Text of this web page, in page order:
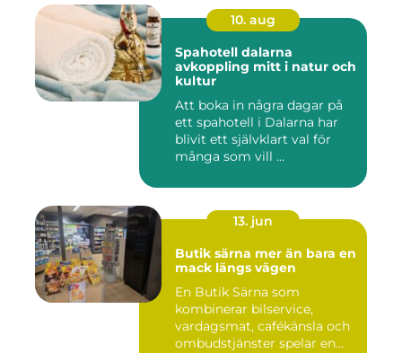
10. aug
Spahotell dalarna
avkoppling mitt i natur och
kultur
Att boka in några dagar på
ett spahotell i Dalarna har
blivit ett självklart val för
många som vill ...
13. jun
Butik särna mer än bara en
mack längs vägen
En Butik Särna som
kombinerar bilservice,
vardagsmat, cafékänsla och
ombudstjänster spelar en